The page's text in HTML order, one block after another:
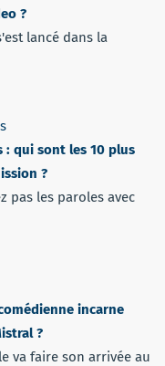
?
lancé dans la
: qui sont les 10 plus
?
pas les paroles avec
incarne
?
va faire son arrivée au